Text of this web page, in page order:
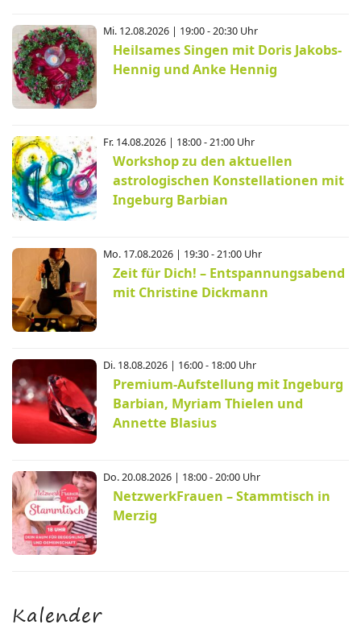
Mi. 12.08.2026 | 19:00 - 20:30 Uhr
Heilsames Singen mit Doris Jakobs-
Hennig und Anke Hennig
Fr. 14.08.2026 | 18:00 - 21:00 Uhr
Workshop zu den aktuellen
astrologischen Konstellationen mit
Ingeburg Barbian
Mo. 17.08.2026 | 19:30 - 21:00 Uhr
Zeit für Dich! – Entspannungsabend
mit Christine Dickmann
Di. 18.08.2026 | 16:00 - 18:00 Uhr
Premium-Aufstellung mit Ingeburg
Barbian, Myriam Thielen und
Annette Blasius
Do. 20.08.2026 | 18:00 - 20:00 Uhr
NetzwerkFrauen – Stammtisch in
Merzig
Kalender